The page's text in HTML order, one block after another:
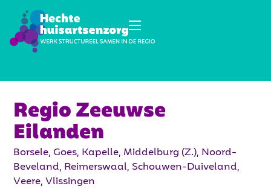
Regio Zeeuwse
Eilanden
Borsele, Goes, Kapelle, Middelburg (Z.), Noord-
Beveland, Reimerswaal, Schouwen-Duiveland,
Veere, Vlissingen